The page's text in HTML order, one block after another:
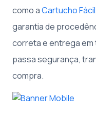
como aCartucho Fácil
garantia de
correta e entrega em
passa segurança,
compra.